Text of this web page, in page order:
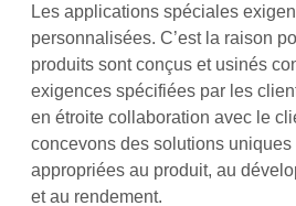
Les applications spéciales
personnalisées. C’est la raison
produits sont conçus et usinés
exigences spécifiées par les
en étroite collaboration avec le
concevons des solutions uniques
appropriées au produit, au
et au rendement.